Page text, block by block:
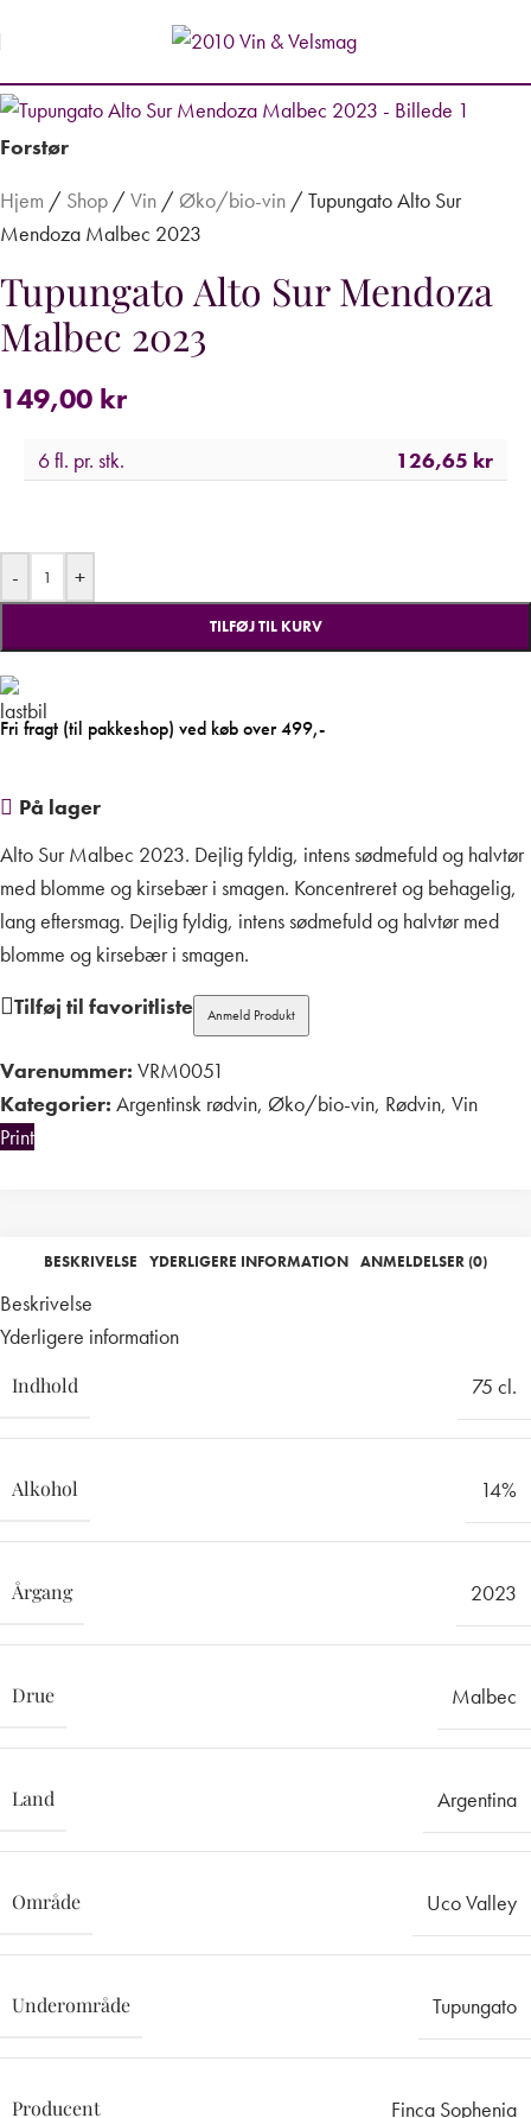
Forstør
Hjem / Shop / Vin / Øko/bio-vin / Tupungato Alto Sur
Mendoza Malbec 2023
Tupungato Alto Sur Mendoza
Malbec 2023
149,00 kr
6 fl. pr. stk. 126,65 kr
- +
TILFØJ TIL KURV
Fri fragt (til pakkeshop) ved køb over 499,-
På lager
Alto Sur Malbec 2023. Dejlig fyldig, intens sødmefuld og halvtør
med blomme og kirsebær i smagen. Koncentreret og behagelig,
lang eftersmag. Dejlig fyldig, intens sødmefuld og halvtør med
blomme og kirsebær i smagen.
Tilføj til favoritliste
Anmeld Produkt
Varenummer: VRM0051
Kategorier: Argentinsk rødvin, Øko/bio-vin, Rødvin, Vin
Print
BESKRIVELSE YDERLIGERE INFORMATION ANMELDELSER (0)
Beskrivelse
Yderligere information
Indhold 75 cl.
Alkohol 14%
Årgang 2023
Drue Malbec
Land Argentina
Område Uco Valley
Underområde Tupungato
Producent Finca Sophenia